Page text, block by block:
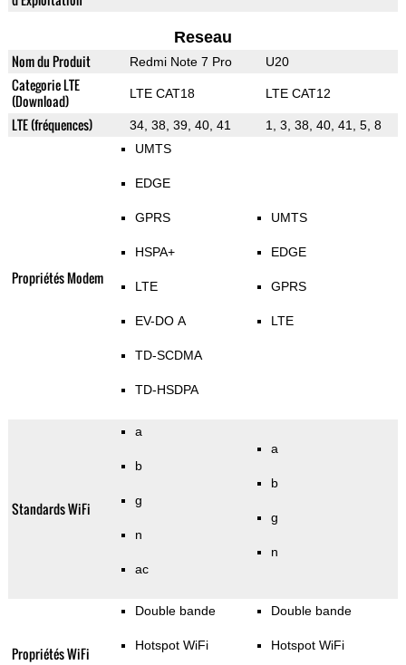
Reseau
Nom du Produit Redmi Note 7 Pro U20
Categorie LTE
(Download)
LTE CAT18 LTE CAT12
LTE (fréquences) 34, 38, 39, 40, 41 1, 3, 38, 40, 41, 5, 8
Propriétés Modem
UMTS
EDGE
GPRS
HSPA+
LTE
EV-DO A
TD-SCDMA
TD-HSDPA
UMTS
EDGE
GPRS
LTE
Standards WiFi
a
b
g
n
ac
a
b
g
n
Propriétés WiFi
Double bande
Hotspot WiFi
Double bande
Hotspot WiFi